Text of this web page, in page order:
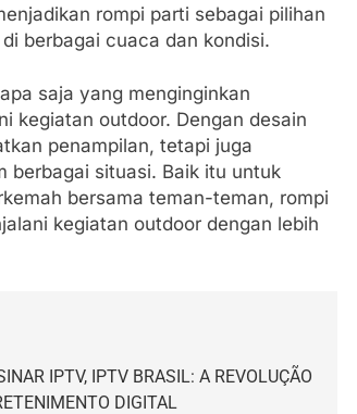
rompi parti sebagai pilihan
berbagai cuaca dan kondisi.
saja yang menginginkan
kegiatan outdoor. Dengan desain
penampilan, tetapi juga
berbagai situasi. Baik itu untuk
bersama teman-teman, rompi
kegiatan outdoor dengan lebih
IPTV, IPTV BRASIL: A REVOLUÇÃO
DIGITAL